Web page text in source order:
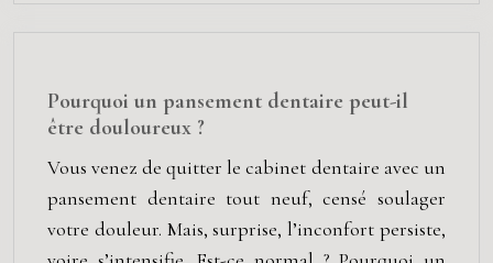
Pourquoi un pansement dentaire peut-il
être douloureux ?
Vous venez de quitter le cabinet dentaire avec un
pansement dentaire tout neuf, censé soulager
votre douleur. Mais, surprise, l’inconfort persiste,